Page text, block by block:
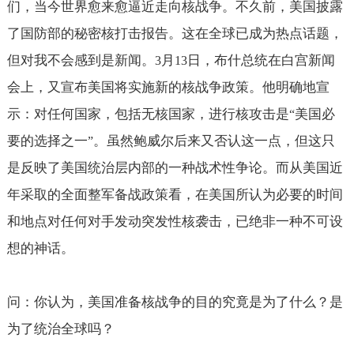
们，当今世界愈来愈逼近走向核战争。不久前，美国披露
了国防部的秘密核打击报告。这在全球已成为热点话题，
但对我不会感到是新闻。 3月 13日，布什总统在白宫新闻
会上，又宣布美国将实施新的核战争政策。他明确地宣
示：对任何国家，包括无核国家，进行核攻击是“美国必
要的选择之一”。虽然鲍威尔后来又否认这一点，但这只
是反映了美国统治层内部的一种战术性争论。而从美国近
年采取的全面整军备战政策看，在美国所认为必要的时间
和地点对任何对手发动突发性核袭击，已绝非一种不可设
想的神话。
问：你认为，美国准备核战争的目的究竟是为了什么？是
为了统治全球吗？